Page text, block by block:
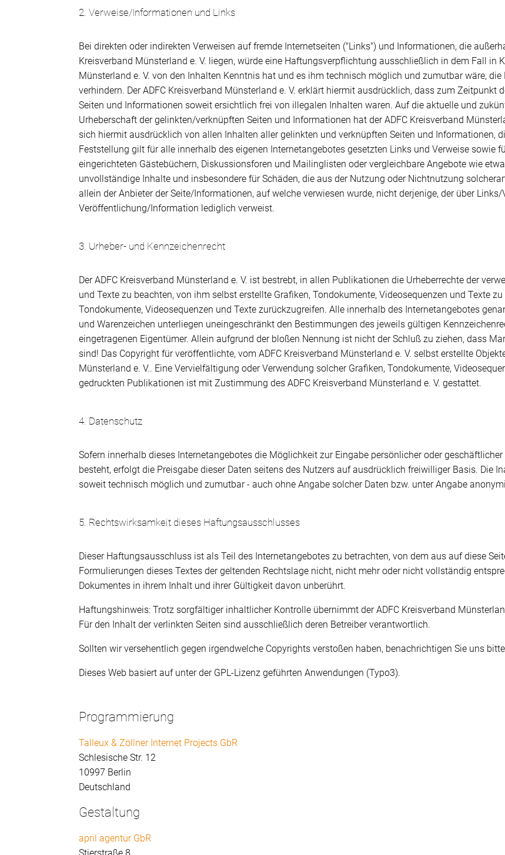
2. Verweise/Informationen und Links
Bei direkten oder indirekten Verweisen auf fremde Internetseiten ("Links") und Informationen, die
Kreisverband Münsterland e. V. liegen, würde eine Haftungsverpflichtung ausschließlich in dem Fall in
Münsterland e. V. von den Inhalten Kenntnis hat und es ihm technisch möglich und zumutbar wäre,
verhindern. Der ADFC Kreisverband Münsterland e. V. erklärt hiermit ausdrücklich, dass zum Zeitpunkt
Seiten und Informationen soweit ersichtlich frei von illegalen Inhalten waren. Auf die aktuelle und
Urheberschaft der gelinkten/verknüpften Seiten und Informationen hat der ADFC Kreisverband
sich hiermit ausdrücklich von allen Inhalten aller gelinkten und verknüpften Seiten und Informationen,
Feststellung gilt für alle innerhalb des eigenen Internetangebotes gesetzten Links und Verweise sowie
eingerichteten Gästebüchern, Diskussionsforen und Mailinglisten oder vergleichbare Angebote wie
unvollständige Inhalte und insbesondere für Schäden, die aus der Nutzung oder Nichtnutzung
allein der Anbieter der Seite/Informationen, auf welche verwiesen wurde, nicht derjenige, der über
Veröffentlichung/Information lediglich verweist.
3. Urheber- und Kennzeichenrecht
Der ADFC Kreisverband Münsterland e. V. ist bestrebt, in allen Publikationen die Urheberrechte der
und Texte zu beachten, von ihm selbst erstellte Grafiken, Tondokumente, Videosequenzen und Texte
Tondokumente, Videosequenzen und Texte zurückzugreifen. Alle innerhalb des Internetangebotes
und Warenzeichen unterliegen uneingeschränkt den Bestimmungen des jeweils gültigen
eingetragenen Eigentümer. Allein aufgrund der bloßen Nennung ist nicht der Schluß zu ziehen, dass
sind! Das Copyright für veröffentlichte, vom ADFC Kreisverband Münsterland e. V. selbst erstellte
Münsterland e. V.. Eine Vervielfältigung oder Verwendung solcher Grafiken, Tondokumente,
gedruckten Publikationen ist mit Zustimmung des ADFC Kreisverband Münsterland e. V. gestattet.
4. Datenschutz
Sofern innerhalb dieses Internetangebotes die Möglichkeit zur Eingabe persönlicher oder
besteht, erfolgt die Preisgabe dieser Daten seitens des Nutzers auf ausdrücklich freiwilliger Basis. Die
soweit technisch möglich und zumutbar - auch ohne Angabe solcher Daten bzw. unter Angabe
5. Rechtswirksamkeit dieses Haftungsausschlusses
Dieser Haftungsausschluss ist als Teil des Internetangebotes zu betrachten, von dem aus auf diese
Formulierungen dieses Textes der geltenden Rechtslage nicht, nicht mehr oder nicht vollständig
Dokumentes in ihrem Inhalt und ihrer Gültigkeit davon unberührt.
Haftungshinweis: Trotz sorgfältiger inhaltlicher Kontrolle übernimmt der ADFC Kreisverband
Für den Inhalt der verlinkten Seiten sind ausschließlich deren Betreiber verantwortlich.
Sollten wir versehentlich gegen irgendwelche Copyrights verstoßen haben, benachrichtigen Sie uns
Dieses Web basiert auf unter der GPL-Lizenz geführten Anwendungen (Typo3).
Programmierung
Talleux & Zöllner Internet Projects GbR
Schlesische Str. 12
10997 Berlin
Deutschland
Gestaltung
april agentur GbR
Stierstraße 8